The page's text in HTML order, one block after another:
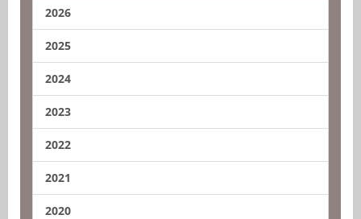
2026
2025
2024
2023
2022
2021
2020